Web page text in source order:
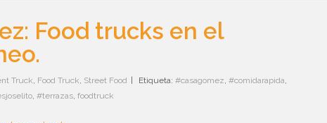
Food trucks en el
Truck Food Truck Street Food | Etiqueta: #casagomez #comidarapida
#terrazas foodtruck